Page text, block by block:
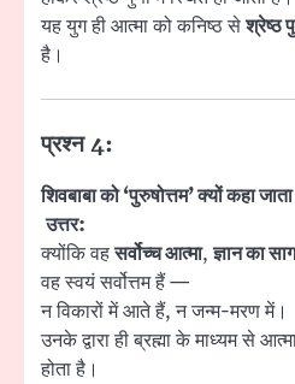
यह युग ही आत्मा को कनिष्ठ सेश्रेष्ठ
है।
प्रश्न 4:
शिवबाबा को ‘पुरुषोत्तम’ क्यों कहा
उत्तर:
क्योंकि वहसर्वोच्च आत्मा,ज्ञान का
वह स्वयं सर्वोत्तम हैं —
न विकारों में आते हैं, न जन्म-मरण में।
उनके द्वारा ही ब्रह्मा के माध्यम से
होता है।